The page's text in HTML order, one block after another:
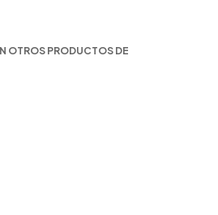
OTROS PRODUCTOS DE